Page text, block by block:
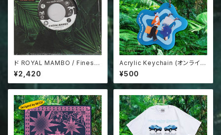
ド ROYAL MAMBO / Finest-
kaze 7inch record
¥2,420
Acrylic Keychain (オンライン
単品購入不可商品)
¥500